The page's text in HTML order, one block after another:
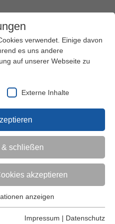
verwendet. Einige davon
es uns andere
auf unserer Webseite zu
Externe Inhalte
schließen
akzeptieren
grundlegende Funktionen der
anzeigen
Impressum | Datenschutz